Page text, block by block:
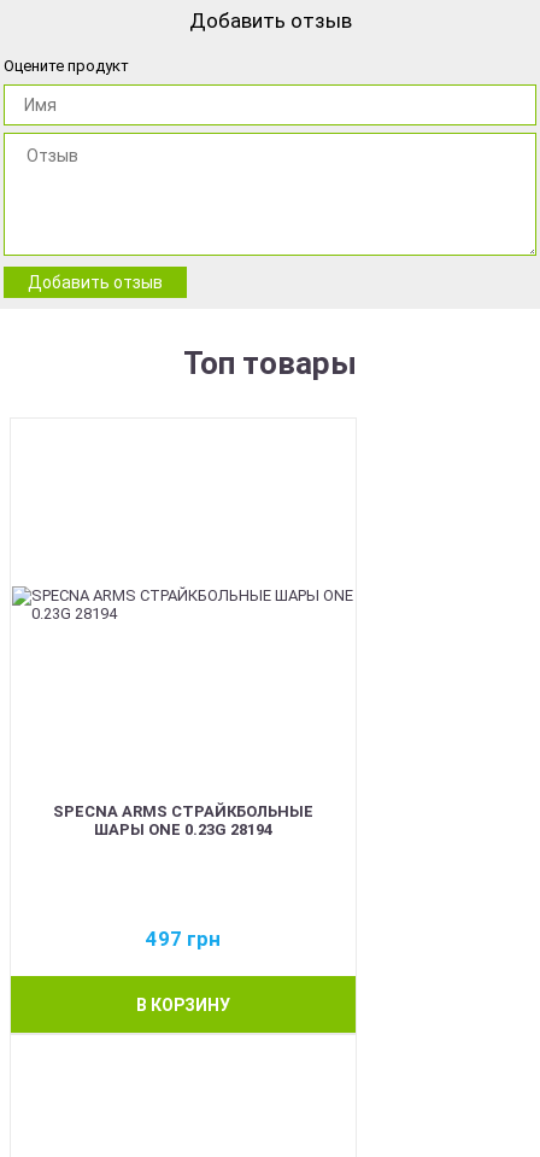
Добавить отзыв
Оцените продукт
Добавить отзыв
Топ товары
SPECNA ARMS СТРАЙКБОЛЬНЫЕ
ШАРЫ ONE 0.23G 28194
497 грн
В КОРЗИНУ